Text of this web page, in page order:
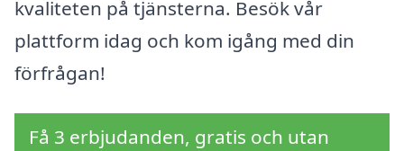
kvaliteten på tjänsterna. Besök vår
plattform idag och kom igång med din
förfrågan!
Få 3 erbjudanden, gratis och utan